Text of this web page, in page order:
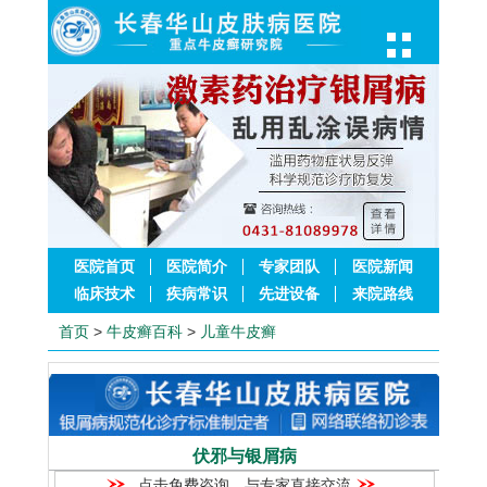
医院首页 医院简介 专家团队
医院新闻
临床技术
疾病常识 先进设备 来院路线
首页 > 牛皮癣百科 > 儿童牛皮癣
伏邪与银屑病